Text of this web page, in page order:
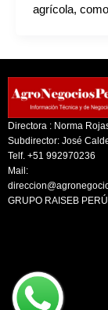
agrícola,
Directora : Norma
Subdirector: José
Telf. +51 992970236
Mail:
GRUPO RAISEB